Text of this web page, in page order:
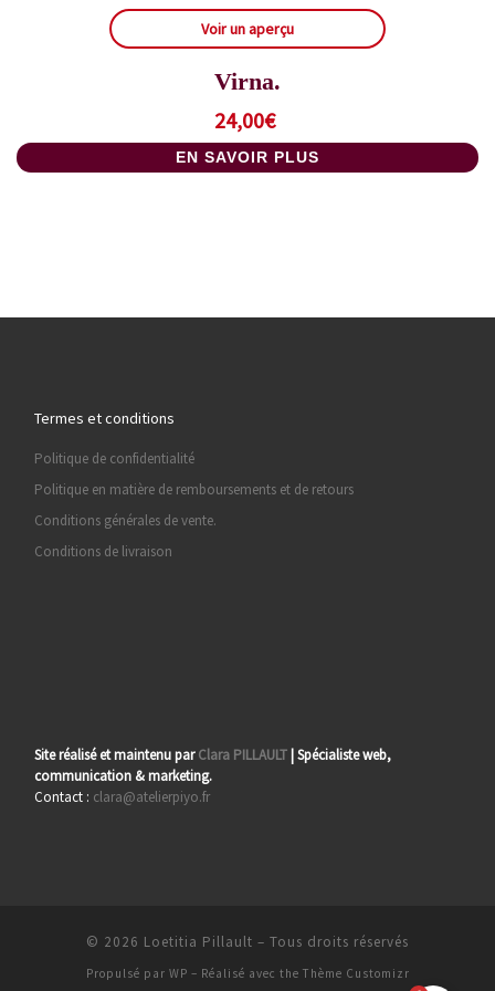
Voir un aperçu
Virna.
24,00€
EN SAVOIR PLUS
Termes et conditions
Politique de confidentialité
Politique en matière de remboursements et de retours
Conditions générales de vente.
Conditions de livraison
Site réalisé et maintenu parClara PILLAULT | Spécialiste web,
communication & marketing.
Contact : clara@atelierpiyo.fr
© 2026 Loetitia Pillault – Tous droits réservés
Propulsé par WP – Réalisé avec the Thème Customizr